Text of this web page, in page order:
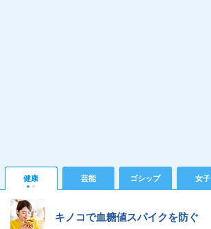
健康 芸能 ゴシップ 女子
キノコで血糖値スパイクを防ぐ